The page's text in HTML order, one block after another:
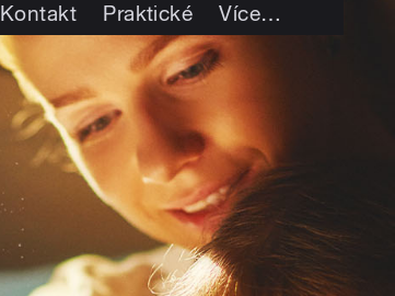
Kontakt Praktické Více…